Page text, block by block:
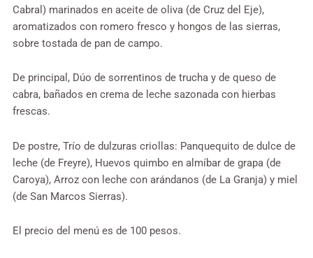
Cabral) marinados en aceite de oliva (de Cruz del Eje),
aromatizados con romero fresco y hongos de las sierras,
sobre tostada de pan de campo.
De principal, Dúo de sorrentinos de trucha y de queso de
cabra, bañados en crema de leche sazonada con hierbas
frescas.
De postre, Trío de dulzuras criollas: Panquequito de dulce de
leche (de Freyre), Huevos quimbo en almíbar de grapa (de
Caroya), Arroz con leche con arándanos (de La Granja) y miel
(de San Marcos Sierras).
El precio del menú es de 100 pesos.